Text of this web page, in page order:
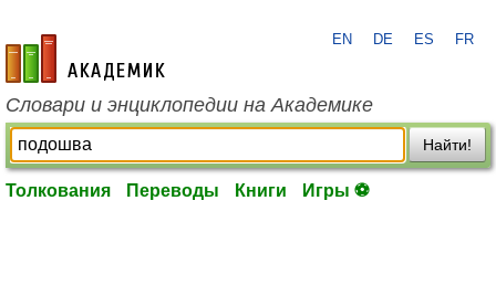
academic.ru
EN DE ES FR
Словари и энциклопедии на Академике
Найти!
Толкования Переводы Книги Игры ⚽